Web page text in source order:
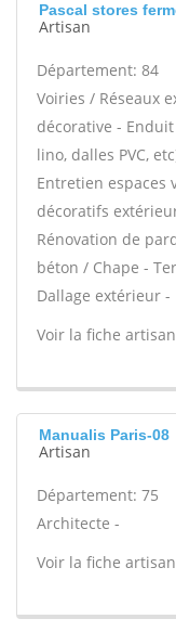
Pascal stores
Artisan
Département: 84
Voiries / Réseaux
décorative -
lino, dalles PVC,
Entretien espaces
décoratifs
Rénovation de
béton / Chape -
Dallage extérieur -
Voir la fiche
Manualis Paris-08
Artisan
Département: 75
Architecte -
Voir la fiche